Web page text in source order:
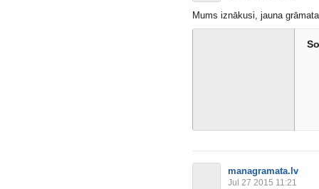
Mums iznākusi, jauna
managramata.lv
Jul 27 2015 11:21